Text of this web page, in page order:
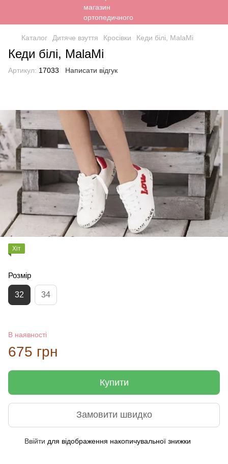
Каталог Дитяче взуття Кросівки Кеди білі, MalaMi
Кеди білі, MalaMi
Артикул: 17033 Написати відгук
Хіт
Розмір
32 34
В наявності
675 грн
Купити
Замовити швидко
Ввійти для відображення накопичувальної знижки